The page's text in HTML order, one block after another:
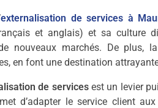
externalisation de services à
et anglais) et sa culture
nouveaux marchés. De plus,
en font une destination
de servicesest un levier
d’adapter le service client